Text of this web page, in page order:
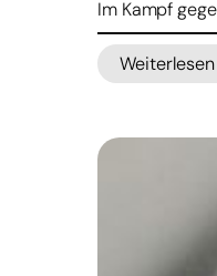
Im Kampf
Weiterlesen
: